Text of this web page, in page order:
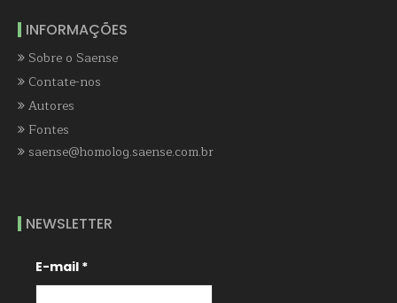
INFORMAÇÕES
Sobre o Saense
Contate-nos
Autores
Fontes
saense@homolog.saense.com.br
NEWSLETTER
E-mail *